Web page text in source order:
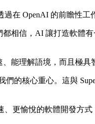
過在 OpenAI 的前瞻性
相信，AI 讓打造軟體
理解語境，而且極具
的核心重心。這與
、更愉悅的軟體開發方式